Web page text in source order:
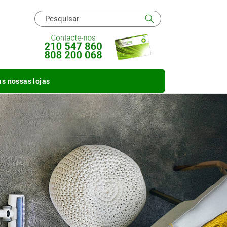
nossas lojas
Pesquisar